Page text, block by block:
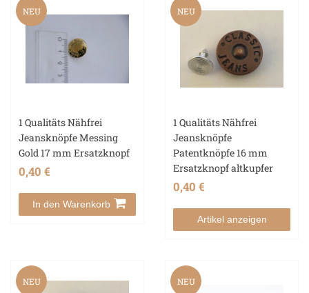
NEU
1 Qualitäts Nähfrei
Jeansknöpfe Messing
Gold 17 mm Ersatzknopf
0,40 €
In den Warenkorb
NEU
1 Qualitäts Nähfrei
Jeansknöpfe
Patentknöpfe 16 mm
Ersatzknopf altkupfer
0,40 €
Artikel anzeigen
NEU NEU